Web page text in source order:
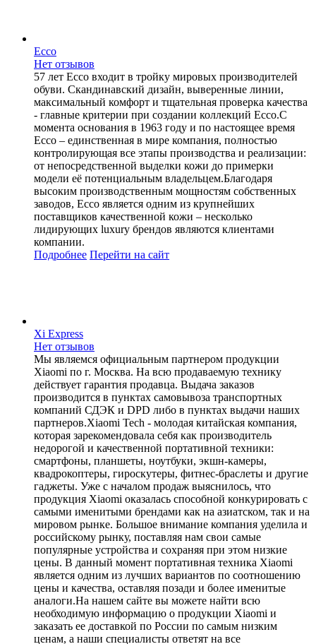
Ecco
Нет отзывов
57 лет Ecco входит в тройку мировых производителей
обуви. Скандинавский дизайн, выверенные линии,
максимальный комфорт и тщательная проверка качества
- главные критерии при создании коллекций Ecco.С
момента основания в 1963 году и по настоящее время
Ecco – единственная в мире компания, полностью
контролирующая все этапы производства и реализации:
от непосредственной выделки кожи до примерки
модели её потенциальным владельцем.Благодаря
высоким производственным мощностям собственных
заводов, Ecco является одним из крупнейших
поставщиков качественной кожи – несколько
лидирующих luxury брендов являются клиентами
компании.
Подробнее Перейти на сайт
Xi Express
Нет отзывов
Мы являемся официальным партнером продукции
Xiaomi по г. Москва. На всю продаваемую технику
действует гарантия продавца. Выдача заказов
производится в пунктах самовывоза транспортных
компаний СДЭК и DPD либо в пунктах выдачи наших
партнеров.Xiaomi Tech - молодая китайская компания,
которая зарекомендовала себя как производитель
недорогой и качественной портативной техники:
смартфоны, планшеты, ноутбуки, экшн-камеры,
квадрокоптеры, гироскутеры, фитнес-браслеты и другие
гаджеты. Уже с началом продаж выяснилось, что
продукция Xiaomi оказалась способной конкурировать с
самыми именитыми брендами как на азиатском, так и на
мировом рынке. Большое внимание компания уделила и
российскому рынку, поставляя нам свои самые
популярные устройства и сохраняя при этом низкие
цены. В данный момент портативная техника Xiaomi
является одним из лучших вариантов по соотношению
цены и качества, оставляя позади и более именитые
аналоги.На нашем сайте вы можете найти всю
необходимую информацию о продукции Xiaomi и
заказать ее доставкой по России по самым низким
ценам, а наши специалисты ответят на все